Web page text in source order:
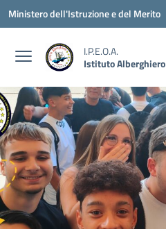
Vai ai contenuti
Vai al menu di navigazione
Vai al footer
Ministero dell'Istruzione e del Merito
I.P.E.O.A.
Istituto Alberghiero